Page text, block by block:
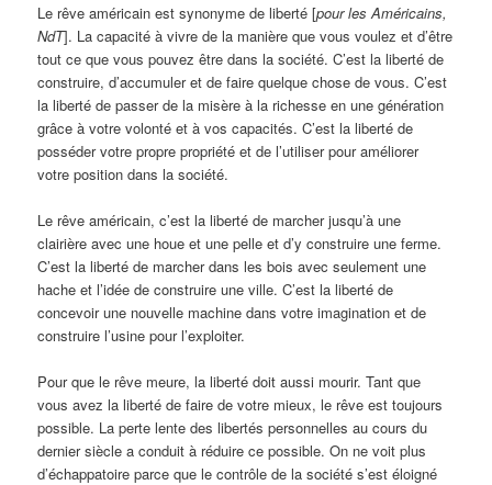
Le rêve américain est synonyme de liberté [pour les Américains,
NdT]. La capacité à vivre de la manière que vous voulez et d’être
tout ce que vous pouvez être dans la société. C’est la liberté de
construire, d’accumuler et de faire quelque chose de vous. C’est
la liberté de passer de la misère à la richesse en une génération
grâce à votre volonté et à vos capacités. C’est la liberté de
posséder votre propre propriété et de l’utiliser pour améliorer
votre position dans la société.
Le rêve américain, c’est la liberté de marcher jusqu’à une
clairière avec une houe et une pelle et d’y construire une ferme.
C’est la liberté de marcher dans les bois avec seulement une
hache et l’idée de construire une ville. C’est la liberté de
concevoir une nouvelle machine dans votre imagination et de
construire l’usine pour l’exploiter.
Pour que le rêve meure, la liberté doit aussi mourir. Tant que
vous avez la liberté de faire de votre mieux, le rêve est toujours
possible. La perte lente des libertés personnelles au cours du
dernier siècle a conduit à réduire ce possible. On ne voit plus
d’échappatoire parce que le contrôle de la société s’est éloigné